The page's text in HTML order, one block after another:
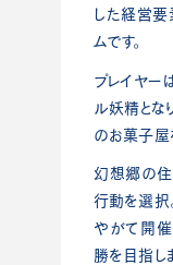
した経営要
ムです。
プレイヤー
ル妖精とな
のお菓子屋
幻想郷の住
行動を選択
やがて開催
勝を目指しま